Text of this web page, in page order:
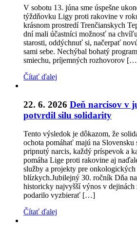
V sobotu 13. júna sme úspešne
týždňovku Ligy proti rakovine v
krásnom prostredí Trenčianskych
dní mali účastníci možnosť na
starosti, oddýchnuť si, načerpať
sami sebe. Nechýbal bohatý
smiechu, príjemných rozhovorov
Čítať ďalej
22. 6. 2026 Deň narcisov v
potvrdil silu solidarity
Tento výsledok je dôkazom, že
ochota pomáhať majú na Slovensku
pripnutý narcis, každý príspevok a
pomáha Lige proti rakovine aj
služby a projekty pre onkologických
blízkych.Jubilejný 30. ročník Dňa
historicky najvyšší výnos v dejinách
podarilo vyzbierať […]
Čítať ďalej